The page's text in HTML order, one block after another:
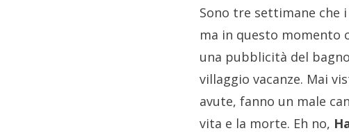
Sono tre settimane che
ma in questo momento
una pubblicità del
villaggio vacanze. Mai
avute, fanno un male
vita e la morte. Eh no,